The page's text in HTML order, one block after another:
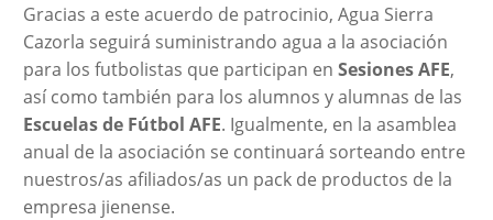
Gracias a este acuerdo de patrocinio, Agua Sierra
Cazorla seguirá suministrando agua a la asociación
para los futbolistas que participan en Sesiones AFE,
así como también para los alumnos y alumnas de las
Escuelas de Fútbol AFE. Igualmente, en la asamblea
anual de la asociación se continuará sorteando entre
nuestros/as afiliados/as un pack de productos de la
empresa jienense.